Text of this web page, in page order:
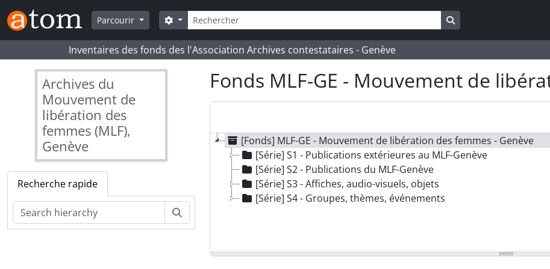
Skip to main content
Parcourir
Rechercher
Search options
Inventaires des fonds des l'Association Archives contestataires - Genève
Archives du
Mouvement de
libération des
femmes (MLF),
Genève
Recherche rapide
Fonds MLF-GE - Mouvement de
[Fonds] MLF-GE - Mouvement de libération des femmes - Genève
[Série] S1 - Publications extérieures au MLF-Genève
[Série] S2 - Publications du MLF-Genève
[Série] S3 - Affiches, audio-visuels, objets
[Série] S4 - Groupes, thèmes, événements